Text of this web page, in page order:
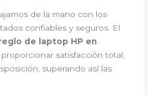
de la mano con los
confiables y seguros. El
de laptop HP en
proporcionar satisfacción total,
superando así las